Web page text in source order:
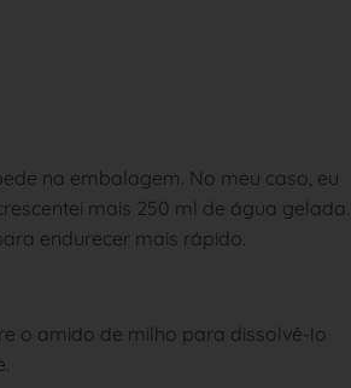
na embalagem. No meu caso, eu
mais 250 ml de água gelada.
endurecer mais rápido.
o amido de milho para dissolvê-lo